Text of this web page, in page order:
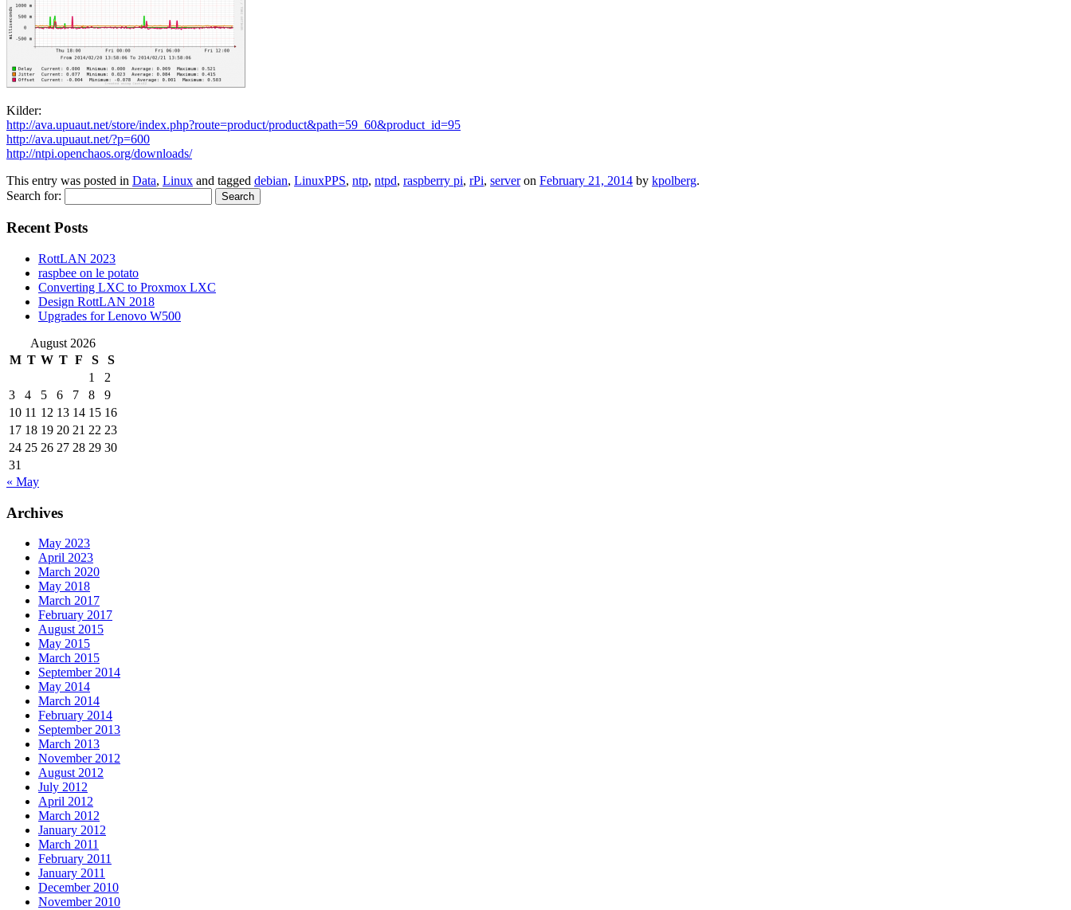
Kilder:
http://ava.upuaut.net/store/index.php?route=product/product&path=59_60&product_id=95
http://ava.upuaut.net/?p=600
http://ntpi.openchaos.org/downloads/
This entry was posted in Data, Linux and tagged debian, LinuxPPS, ntp, ntpd, raspberry pi, rPi, serveron February 21, 2014 by kpolberg.
Search for:
Recent Posts
RottLAN 2023
raspbee on le potato
Converting LXC to Proxmox LXC
Design RottLAN 2018
Upgrades for Lenovo W500
August 2026
M T W T F S
S
1
2
3
4 5 6 7 8
9
10 11 12 13 14 15 16
17 18 19 20 21 22 23
24 25 26 27 28 29 30
31
« May
Archives
May 2023
April 2023
March 2020
May 2018
March 2017
February 2017
August 2015
May 2015
March 2015
September 2014
May 2014
March 2014
February 2014
September 2013
March 2013
November 2012
August 2012
July 2012
April 2012
March 2012
January 2012
March 2011
February 2011
January 2011
December 2010
November 2010